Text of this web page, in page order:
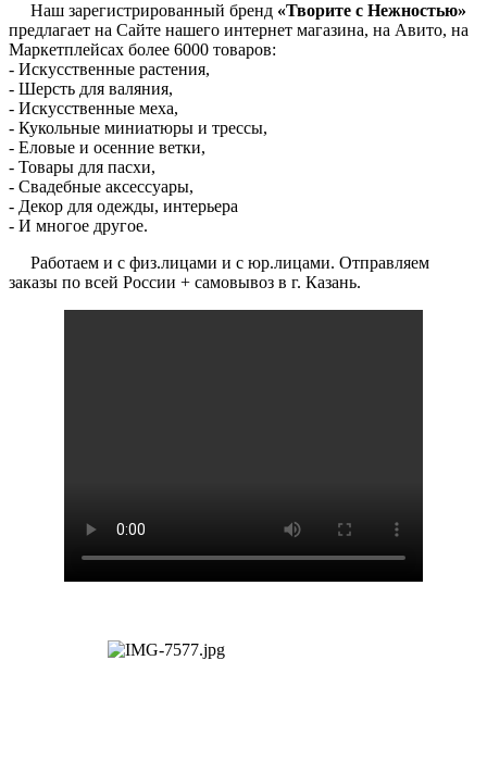
Наш зарегистрированный бренд «Творите с Нежностью»
предлагает на Сайте нашего интернет магазина, на Авито, на
Маркетплейсах более 6000 товаров:
- Искусственные растения,
- Шерсть для валяния,
- Искусственные меха,
- Кукольные миниатюры и трессы,
- Еловые и осенние ветки,
- Товары для пасхи,
- Свадебные аксессуары,
- Декор для одежды, интерьера
- И многое другое.
Работаем и с физ.лицами и с юр.лицами. Отправляем
заказы по всей России + самовывоз в г. Казань.